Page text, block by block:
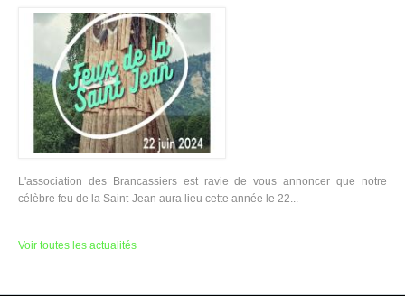
L'association des Brancassiers est ravie de vous annoncer que notre
célèbre feu de la Saint-Jean aura lieu cette année le 22...
Voir toutes les actualités